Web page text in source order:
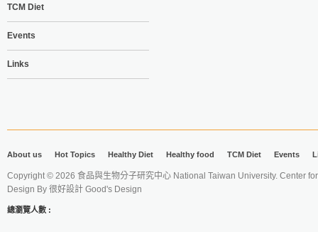
TCM Diet
Events
Links
About us Hot Topics Healthy Diet Healthy food TCM Diet Events
Copyright © 2026 食品與生物分子研究中心 National Taiwan University. Center
Design By 很好設計 Good's Design
總瀏覽人數 :